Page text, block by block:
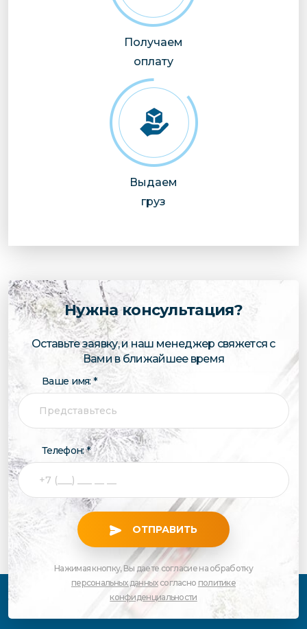
Получаем
оплату
Выдаем
груз
Нужна консультация?
Оставьте заявку, и наш менеджер свяжется с
Вами в ближайшее время
Ваше имя: *
Телефон: *
ОТПРАВИТЬ
Нажимая кнопку, Вы даете согласие на обработку
персональных данныхсогласно политике
конфиденциальности